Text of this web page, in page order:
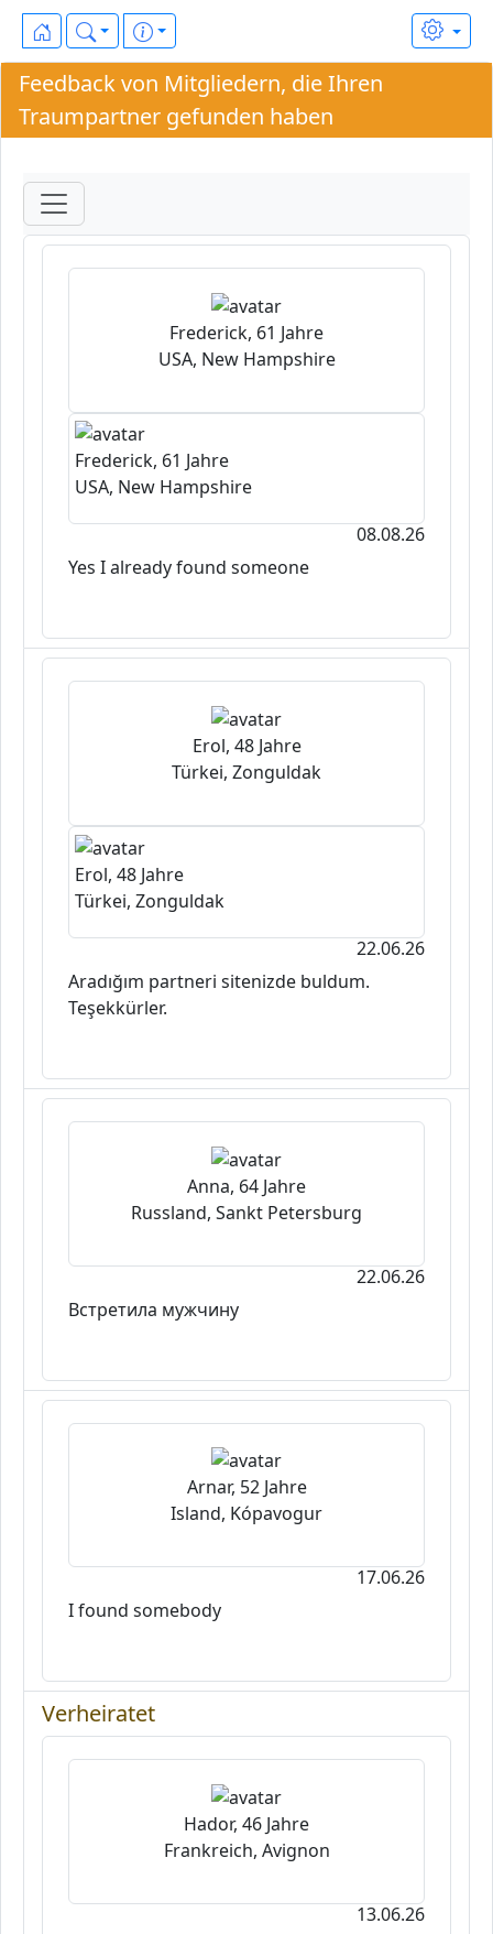
Feedback von Mitgliedern, die Ihren
Traumpartner gefunden haben
Frederick, 61 Jahre
USA, New Hampshire
Frederick, 61 Jahre
USA, New Hampshire
08.08.26
Yes I already found someone
Erol, 48 Jahre
Türkei, Zonguldak
Erol, 48 Jahre
Türkei, Zonguldak
22.06.26
Aradığım partneri sitenizde buldum.
Teşekkürler.
Anna, 64 Jahre
Russland, Sankt Petersburg
22.06.26
Встретила мужчину
Arnar, 52 Jahre
Island, Kópavogur
17.06.26
I found somebody
Verheiratet
Hador, 46 Jahre
Frankreich, Avignon
13.06.26